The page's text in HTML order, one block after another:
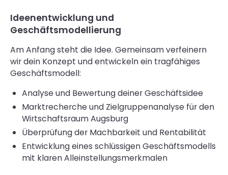
Ideenentwicklung und
Geschäftsmodellierung
Am Anfang steht die Idee. Gemeinsam verfeinern
wir dein Konzept und entwickeln ein tragfähiges
Geschäftsmodell:
Analyse und Bewertung deiner Geschäftsidee
Marktrecherche und Zielgruppenanalyse für den
Wirtschaftsraum Augsburg
Überprüfung der Machbarkeit und Rentabilität
Entwicklung eines schlüssigen Geschäftsmodells
mit klaren Alleinstellungsmerkmalen